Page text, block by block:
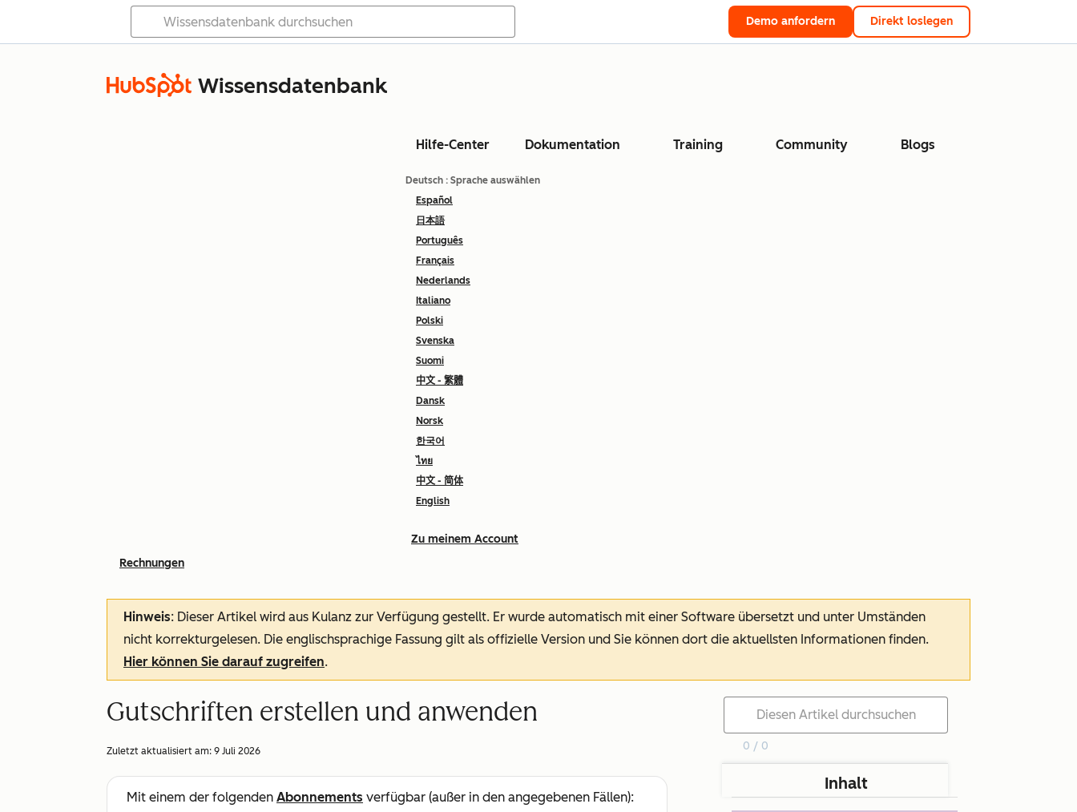
Demo anfordern Direkt loslegen
Wissensdatenbank
Hilfe-Center Dokumentation Training Community Blogs
Deutsch : Sprache auswählen
Español
日本語
Português
Français
Nederlands
Italiano
Polski
Svenska
Suomi
中文 - 繁體
Dansk
Norsk
한국어
ไทย
中文 - 简体
English
Zu meinem Account
Rechnungen
Hinweis: Dieser Artikel wird aus Kulanz zur Verfügung gestellt. Er wurde automatisch mit einer Software übersetzt und unter Umständen
nicht korrekturgelesen. Die englischsprachige Fassung gilt als offizielle Version und Sie können dort die aktuellsten Informationen finden.
Hier können Sie darauf zugreifen.
Gutschriften erstellen und anwenden
Zuletzt aktualisiert am: 9 Juli 2026
Mit einem der folgenden Abonnements verfügbar (außer in den angegebenen Fällen):
0 / 0
Inhalt